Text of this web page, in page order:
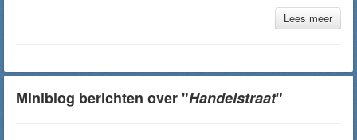
Lees meer
Miniblog berichten over "Handelstraat"